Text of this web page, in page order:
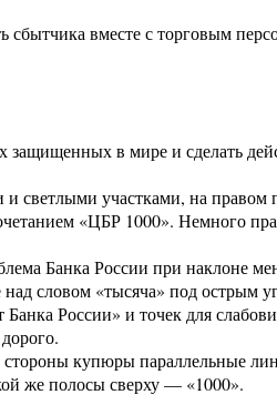
вместе с торговым
в мире и сделать
светлыми участками, на
«ЦБР 1000». Немного
Банка России при наклоне
словом «тысяча» под острым
России» и точек для
купюры параллельные
же полосы сверху — «1000».